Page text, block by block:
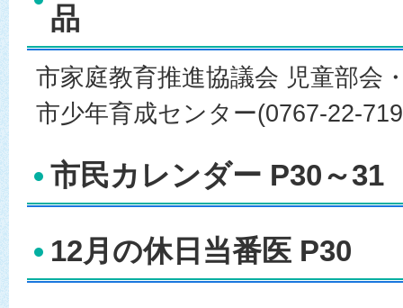
品
市家庭教育推進協議会 児童部会
市少年育成センター(0767-22-
市民カレンダー P30～31
12月の休日当番医 P30